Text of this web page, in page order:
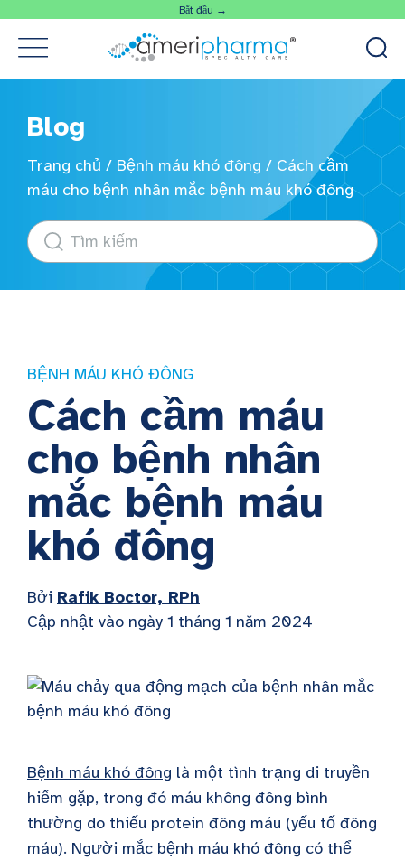
Bắt đầu →
Blog
Trang chủ / Bệnh máu khó đông / Cách cầm
máu cho bệnh nhân mắc bệnh máu khó đông
BỆNH MÁU KHÓ ĐÔNG
Cách cầm máu
cho bệnh nhân
mắc bệnh máu
khó đông
Bởi Rafik Boctor, RPh
Cập nhật vào ngày 1 tháng 1 năm 2024
Bệnh máu khó đông là một tình trạng di truyền
hiếm gặp, trong đó máu không đông bình
thường do thiếu protein đông máu (yếu tố đông
máu). Người mắc bệnh máu khó đông có thể